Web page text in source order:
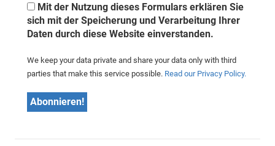
Mit der Nutzung dieses Formulars erklären Sie
sich mit der Speicherung und Verarbeitung Ihrer
Daten durch diese Website einverstanden.
We keep your data private and share your data only with third
parties that make this service possible. Read our Privacy Policy.